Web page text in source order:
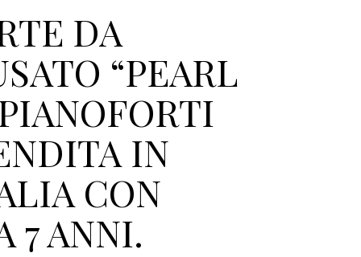
DA
“PEARL
IN
CON
7 ANNI.